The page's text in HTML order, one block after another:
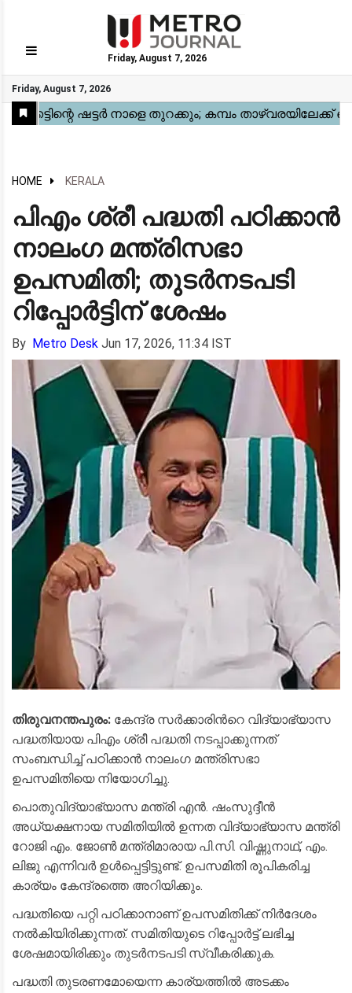
Friday, August 7, 2026
Friday, August 7, 2026
GO
Home
Kerala
National
Gulf
World
Sports
Movies
Health
Automobile
Travel
Education
Novel
Business
Technology
Webstory
HOME KERALA
പിഎം ശ്രീ പദ്ധതി പഠിക്കാൻ
നാലംഗ മന്ത്രിസഭാ
ഉപസമിതി; തുടർനടപടി
റിപ്പോർട്ടിന് ശേഷം
By Metro Desk Jun 17, 2026, 11:34 IST
തിരുവനന്തപുരം: കേന്ദ്ര സർക്കാരിന്‍റെ വിദ‍്യാഭ‍്യാസ
പദ്ധതിയായ പിഎം ശ്രീ പദ്ധതി നടപ്പാക്കുന്നത്
സംബന്ധിച്ച് പഠിക്കാൻ നാലംഗ മന്ത്രിസഭാ
ഉപസമിതിയെ നിയോഗിച്ചു.
പൊതുവിദ‍്യാഭ‍്യാസ മന്ത്രി എൻ. ഷംസുദ്ദീൻ
അധ‍്യക്ഷനായ സമിതിയിൽ ഉന്നത വിദ‍്യാഭ‍്യാസ മന്ത്രി
റോജി എം. ജോൺ മന്ത്രിമാരായ പി.സി. വിഷ്ണുനാഥ്, എം.
ലിജു എന്നിവർ ഉൾപ്പെട്ടിട്ടുണ്ട്. ഉപസമിതി രൂപികരിച്ച
കാര‍്യം കേന്ദ്രത്തെ അറിയിക്കും.
പദ്ധതിയെ പറ്റി പഠിക്കാനാണ് ഉപസമിതിക്ക് നിർദേശം
നൽകിയിരിക്കുന്നത്. സമിതിയുടെ റിപ്പോർട്ട് ലഭിച്ച
ശേഷമായിരിക്കും തുടർനടപടി സ്വീകരിക്കുക.
പദ്ധതി തുടരണമോയെന്ന കാര‍്യത്തിൽ അടക്കം